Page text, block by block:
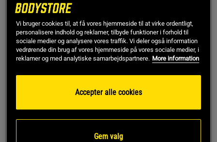
Gratis fragt over 349 kr
SKU #9268-2| EAN9789173630689
Training journal - Heltäckande träningsdagbok som låter dig
uppföljning. Passar alla träningsformer!
Anmeldelser(7)
Vi bruger cookies til, at få vores hjemmeside til at virke ordentligt,
personalisere indhold og reklamer, tilbyde funktioner i forhold til
sociale medier og analysere vores traffik. Vi deler også information
vedrørende din brug af vores hjemmeside på vores sociale medier, i
reklamer og med analytiske samarbejdspartnere. More information
Accepter alle cookies
Gem valg